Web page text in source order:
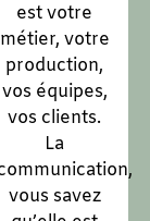
est votre
métier, votre
production,
vos équipes,
vos clients.
La
vous savez